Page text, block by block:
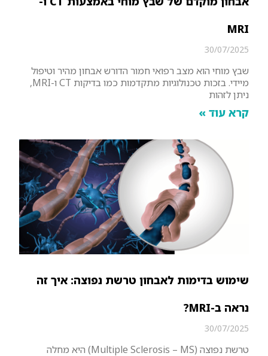
MRI
30/07/2025
שבץ מוחי הוא מצב רפואי חמור הדורש אבחון מהיר וטיפול
מיידי. בזכות טכנולוגיות מתקדמות כמו בדיקות CT ו-MRI,
ניתן לזהות
קרא עוד »
שימוש בדימות לאבחון טרשת נפוצה: איך זה
נראה ב-MRI?
30/07/2025
טרשת נפוצה (Multiple Sclerosis – MS) היא מחלה